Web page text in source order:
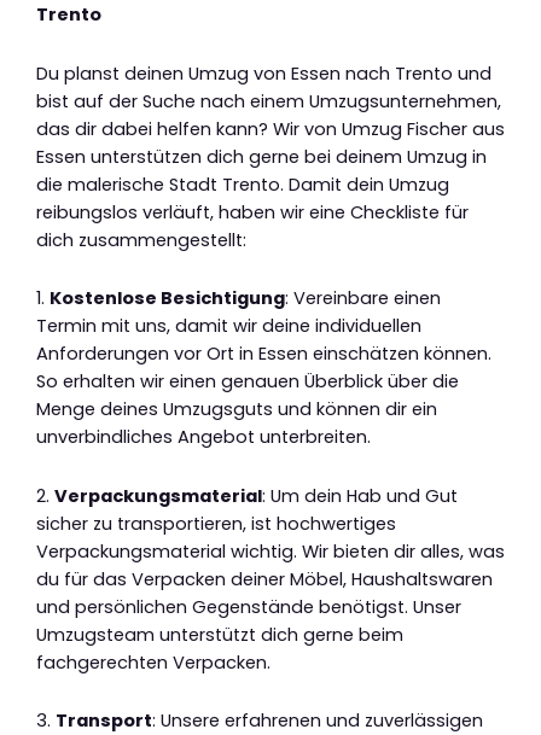
Trento
Du planst deinen Umzug von Essen nach Trento und
bist auf der Suche nach einem Umzugsunternehmen,
das dir dabei helfen kann? Wir von Umzug Fischer aus
Essen unterstützen dich gerne bei deinem Umzug in
die malerische Stadt Trento. Damit dein Umzug
reibungslos verläuft, haben wir eine Checkliste für
dich zusammengestellt:
1. Kostenlose Besichtigung: Vereinbare einen
Termin mit uns, damit wir deine individuellen
Anforderungen vor Ort in Essen einschätzen können.
So erhalten wir einen genauen Überblick über die
Menge deines Umzugsguts und können dir ein
unverbindliches Angebot unterbreiten.
2. Verpackungsmaterial: Um dein Hab und Gut
sicher zu transportieren, ist hochwertiges
Verpackungsmaterial wichtig. Wir bieten dir alles, was
du für das Verpacken deiner Möbel, Haushaltswaren
und persönlichen Gegenstände benötigst. Unser
Umzugsteam unterstützt dich gerne beim
fachgerechten Verpacken.
3. Transport: Unsere erfahrenen und zuverlässigen